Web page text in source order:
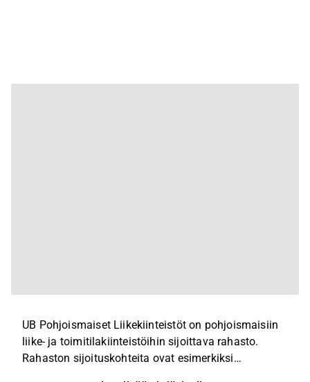
UB Pohjoismaiset Liikekiinteistöt on pohjoismaisiin
liike- ja toimitilakiinteistöihin sijoittava rahasto.
Rahaston sijoituskohteita ovat esimerkiksi